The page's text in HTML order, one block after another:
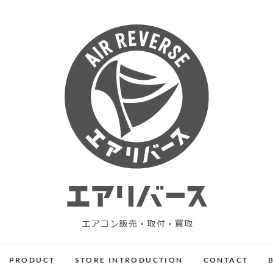
アリバース
PRODUCT STORE INTRODUCTION CONTACT